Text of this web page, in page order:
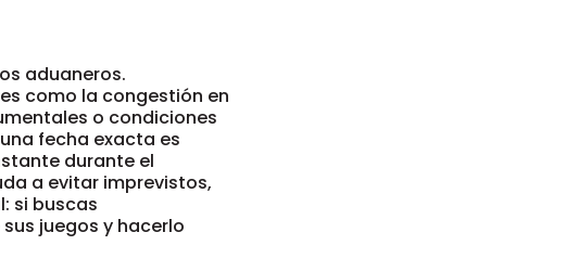
aduaneros.
como la congestión en
o condiciones
fecha exacta es
durante el
a evitar imprevistos,
si buscas
juegos y hacerlo